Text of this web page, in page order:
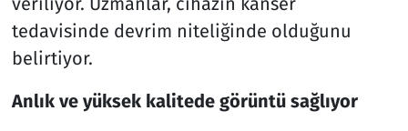
tedavisinde devrim niteliğinde olduğunu
belirtiyor.
Anlık ve yüksek kalitede görüntü sağlıyor